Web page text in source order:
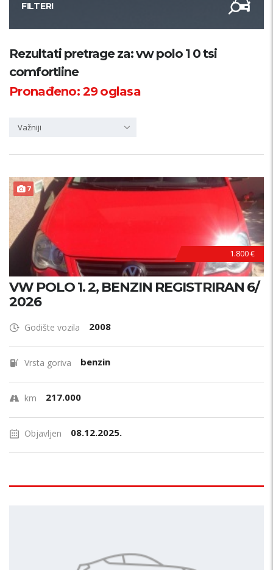
FILTERI
Kategorija
Županija
Rezultati pretrage za: vw polo 1 0 tsi
comfortline
Pronađeno:29oglasa
Važniji
7
1.800 €
VW POLO 1. 2, BENZIN REGISTRIRAN 6/
2026
Godište vozila 2008
Vrsta goriva benzin
km 217.000
Objavljen 08.12.2025.